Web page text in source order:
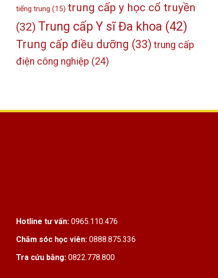
tiếng trung (15) trung cấp y học cổ truyền
(32) Trung cấp Y sĩ Đa khoa (42)
Trung cấp điều dưỡng (33) trung cấp
điện công nghiệp (24)
Hotline tư vấn: 0965.110.476
Chăm sóc học viên: 0888.875.336
Tra cứu bằng: 0822.778.800